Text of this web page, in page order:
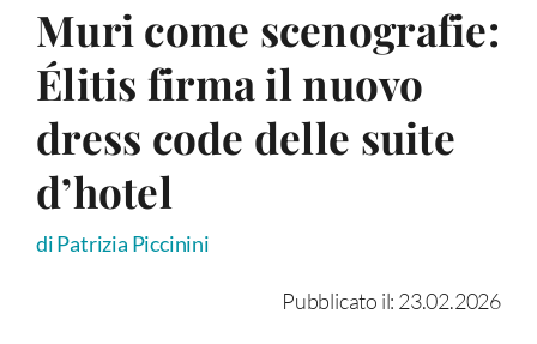
Muri come scenografie:
Élitis firma il nuovo
dress code delle suite
d’hotel
di Patrizia Piccinini
Pubblicato il: 23.02.2026